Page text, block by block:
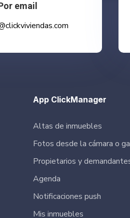
email
App ClickManager
Altas de inmuebles
Fotos desde la cámara o
Propietarios y
Agenda
Notificaciones push
Mis inmuebles